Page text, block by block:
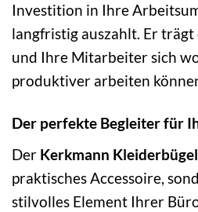
Investition in Ihre
langfristig auszahlt. Er trägt
und Ihre Mitarbeiter sich
produktiver arbeiten
Der perfekte Begleiter für
Der Kerkmann
praktisches Accessoire,
stilvolles Element Ihrer